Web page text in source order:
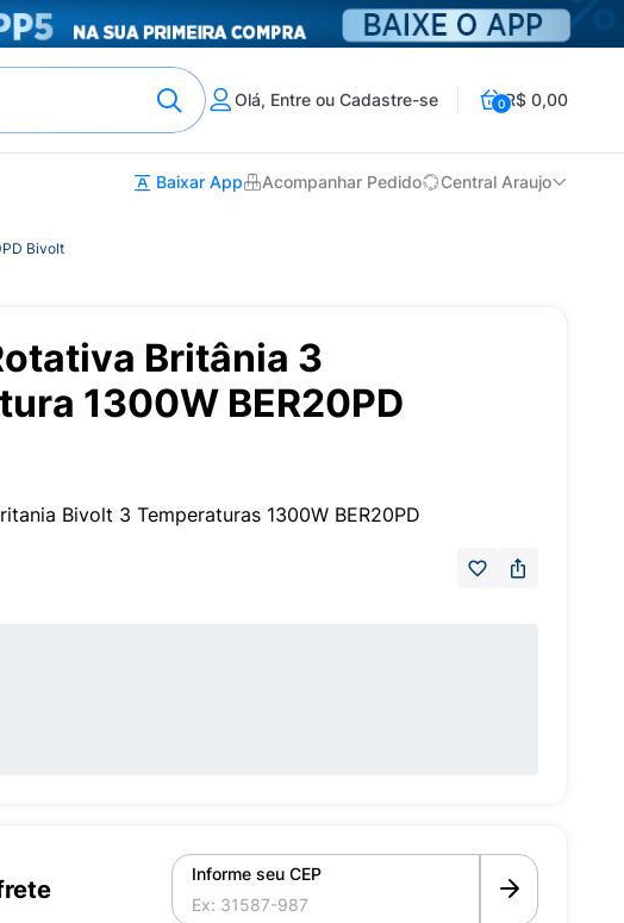
Olá, Entre ou Cadastre-se 0R$ 0,00
Baixar App Acompanhar Pedido Central Araujo
Bivolt
Britânia 3
1300W BER20PD
Bivolt 3 Temperaturas 1300W BER20PD
Informe seu CEP